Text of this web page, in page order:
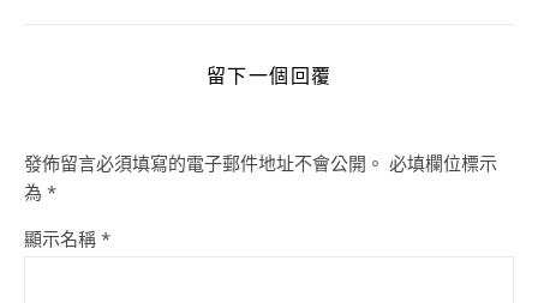
留下一個回覆
發佈留言必須填寫的電子郵件地址不會公開。 必填欄位標示
為 *
顯示名稱 *